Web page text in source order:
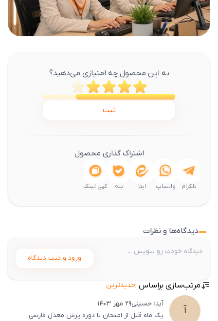
به این محصول چه امتیازی می‌دهید؟
ثبت
اشتراک گذاری محصول
تلگرام واتساپ ایتا بله کپی لینک
دیدگاه‌ها و نظرات
ورود و ثبت دیدگاه
مرتب‌سازی براساس :جدیدترین
آ آیداحسینی۲۹ مهر ۱۴۰۳
یک ماه قبل از امتحان با دوره پرش معدل فارسی